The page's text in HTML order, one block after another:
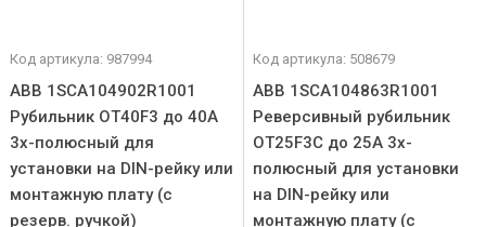
Код артикула: 987994
ABB 1SCA104902R1001
Рубильник OT40F3 до 40А
3х-полюсный для
установки на DIN-рейку или
монтажную плату (с
резерв. ручкой)
Код артикула: 508679
ABB 1SCA104863R1001
Реверсивный рубильник
OT25F3C до 25А 3х-
полюсный для установки
на DIN-рейку или
монтажную плату (с